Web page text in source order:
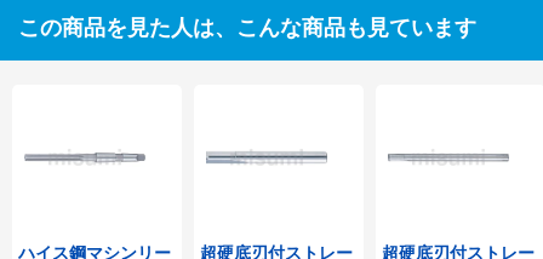
この商品を見た人は、こんな商品も見ています
ハイス鋼マシンリー 超硬底刃付ストレー 超硬底刃付ストレー